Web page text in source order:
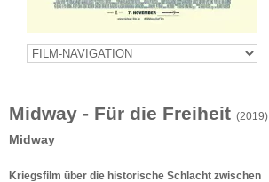
Midway - Für die Freiheit (2019)
Midway
Kriegsfilm über die historische Schlacht zwischen